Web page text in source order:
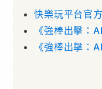
快樂玩平台官
《強棒出擊：
《強棒出擊：